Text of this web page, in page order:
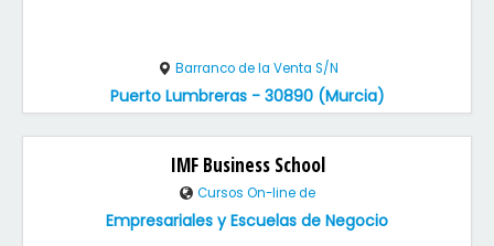
Barranco de la Venta S/N
Puerto Lumbreras - 30890 (Murcia)
IMF Business School
Cursos On-line de
Empresariales y Escuelas de Negocio